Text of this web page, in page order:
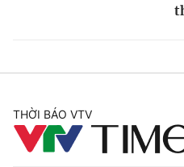
THỜI BÁO VTV